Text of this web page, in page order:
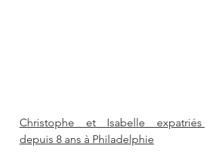
Christophe et Isabelle expatriés
depuis 8 ans à Philadelphie